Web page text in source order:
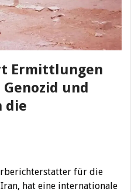
Ermittlungen
und
die
für die
hat eine internationale